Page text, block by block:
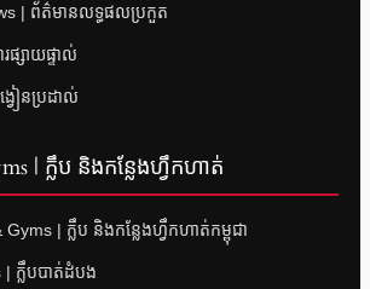
| ព័ត៌មានលទ្ធផលប្រកួត
ផ្សាយផ្ទាល់
ៀនប្រដាល់
| ក្លឹប និងកន្លែងហ្វឹកហាត់
| ក្លឹប និងកន្លែងហ្វឹកហាត់កម្ពុជា
ក្លឹបបាត់ដំបង